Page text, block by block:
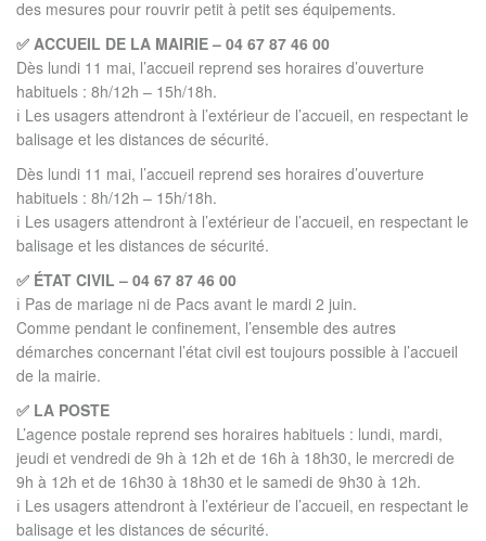
des mesures pour rouvrir petit à petit ses équipements.
✅ ACCUEIL DE LA MAIRIE – 04 67 87 46 00
Dès lundi 11 mai, l’accueil reprend ses horaires d’ouverture
habituels : 8h/12h – 15h/18h.
ℹ️ Les usagers attendront à l’extérieur de l’accueil, en respectant le
balisage et les distances de sécurité.
Dès lundi 11 mai, l’accueil reprend ses horaires d’ouverture
habituels : 8h/12h – 15h/18h.
ℹ️ Les usagers attendront à l’extérieur de l’accueil, en respectant le
balisage et les distances de sécurité.
✅ ÉTAT CIVIL – 04 67 87 46 00
ℹ️ Pas de mariage ni de Pacs avant le mardi 2 juin.
Comme pendant le confinement, l’ensemble des autres
démarches concernant l’état civil est toujours possible à l’accueil
de la mairie.
✅ LA POSTE
L’agence postale reprend ses horaires habituels : lundi, mardi,
jeudi et vendredi de 9h à 12h et de 16h à 18h30, le mercredi de
9h à 12h et de 16h30 à 18h30 et le samedi de 9h30 à 12h.
ℹ️ Les usagers attendront à l’extérieur de l’accueil, en respectant le
balisage et les distances de sécurité.